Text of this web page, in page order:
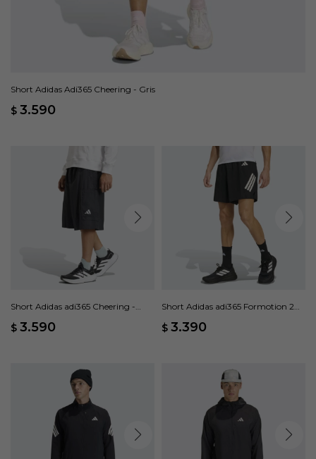
Short Adidas Adi365 Cheering - Gris
$ 3.590
Short Adidas adi365 Cheering -
$ 3.590
Short Adidas adi365 Formotion 2
$ 3.390